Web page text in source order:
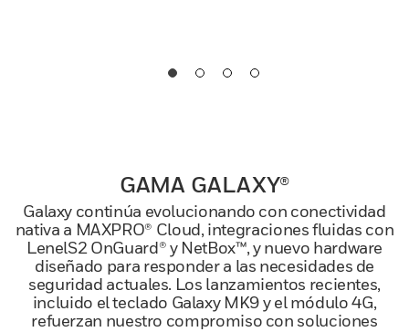
GAMA GALAXY®
Galaxy continúa evolucionando con conectividad
nativa a MAXPRO® Cloud, integraciones fluidas con
LenelS2 OnGuard® y NetBox™, y nuevo hardware
diseñado para responder a las necesidades de
seguridad actuales. Los lanzamientos recientes,
incluido el teclado Galaxy MK9 y el módulo 4G,
refuerzan nuestro compromiso con soluciones